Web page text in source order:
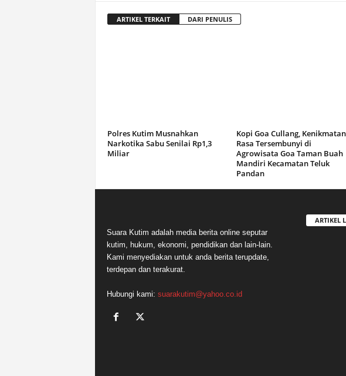
ARTIKEL TERKAIT DARI PENULIS
Polres Kutim Musnahkan
Narkotika Sabu Senilai Rp1,3
Miliar
Kopi Goa Cullang, Kenikmatan
Rasa Tersembunyi di
Agrowisata Goa Taman Buah
Mandiri Kecamatan Teluk
Pandan
Suara Kutim adalah media berita online seputar
kutim, hukum, ekonomi, pendidikan dan lain-lain.
Kami menyediakan untuk anda berita terupdate,
terdepan dan terakurat.
Hubungi kami: suarakutim@yahoo.co.id
ARTIKEL